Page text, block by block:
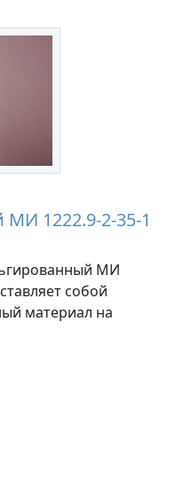
1222.9-2-35-1
МИ
собой
материал на